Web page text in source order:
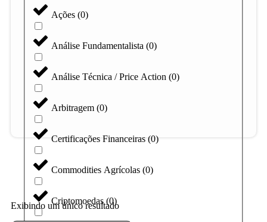
Ações (0)
Análise Fundamentalista (0)
Análise Técnica / Price Action (0)
Arbitragem (0)
Certificações Financeiras (0)
Commodities Agrícolas (0)
Criptomoedas(0)
Exibindo um único resultado